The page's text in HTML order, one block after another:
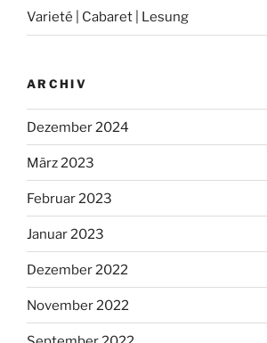
Varieté | Cabaret | Lesung
ARCHIV
Dezember 2024
März 2023
Februar 2023
Januar 2023
Dezember 2022
November 2022